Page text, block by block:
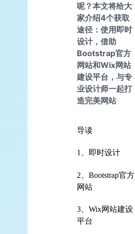
呢？本文将给大
家介绍4个获取
途径：使用即时
设计，借助
Bootstrap官方
网站和Wix网站
建设平台，与专
业设计师一起打
造完美网站
导读
1、即时设计
2、Bootstrap官方
网站
3、Wix网站建设
平台